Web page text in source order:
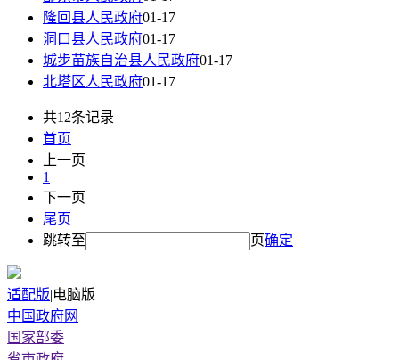
隆回县人民政府01-17
洞口县人民政府01-17
城步苗族自治县人民政府01-17
北塔区人民政府01-17
共12条记录
首页
上一页
1
下一页
尾页
跳转至
页确定
适配版|电脑版
中国政府网
国家部委